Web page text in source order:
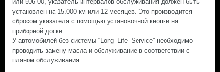
или 506 00, указатель интервалов обслуживания должен быть
установлен на 15.000 км или 12 месяцев. Это производится
сбросом указателя с помощью установочной кнопки на
приборной доске.
У автомобилей без системы “Long–Life–Service” необходимо
проводить замену масла и обслуживание в соответствии с
планом обслуживания.